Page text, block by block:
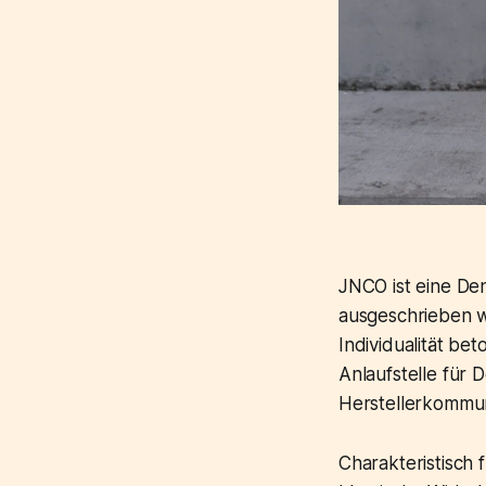
JNCO ist eine
ausgeschrieben
Individualität
Anlaufstelle für
Charakteristisch